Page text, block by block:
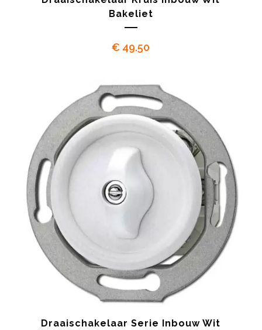
Bakeliet
€ 49.50
Draaischakelaar Serie Inbouw Wit